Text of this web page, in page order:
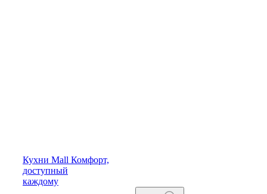
Кухни Mall Комфорт,
доступный
каждому